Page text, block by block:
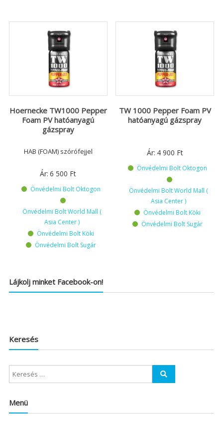
Hoernecke TW1000 Pepper
Foam PV hatóanyagú
gázspray
HAB (FOAM) szórófejjel
Ár: 6 500 Ft
Önvédelmi Bolt Oktogon
Önvédelmi Bolt World Mall (
Asia Center )
Önvédelmi Bolt Köki
Önvédelmi Bolt Sugár
TW 1000 Pepper Foam PV
hatóanyagú gázspray
Ár: 4 900 Ft
Önvédelmi Bolt Oktogon
Önvédelmi Bolt World Mall (
Asia Center )
Önvédelmi Bolt Köki
Önvédelmi Bolt Sugár
Lájkolj minket Facebook-on!
Keresés
Menü